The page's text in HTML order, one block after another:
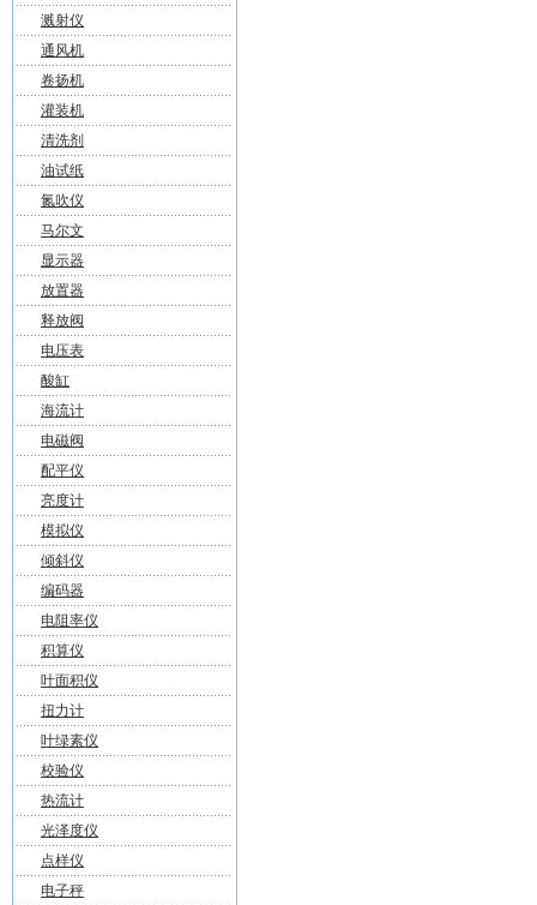
溅射仪
通风机
卷扬机
灌装机
清洗剂
油试纸
氮吹仪
马尔文
显示器
放置器
释放阀
电压表
酸缸
海流计
电磁阀
配平仪
亮度计
模拟仪
倾斜仪
编码器
电阻率仪
积算仪
叶面积仪
扭力计
叶绿素仪
校验仪
热流计
光泽度仪
点样仪
电子秤